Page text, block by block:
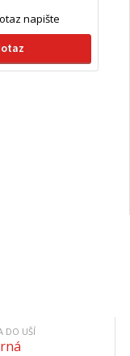
napište
DO UŠÍ